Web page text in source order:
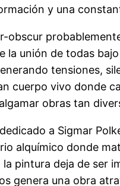
y una
obscur
la unión de todas
tensiones,
cuerpo vivo donde
obras tan
a Sigmar
alquímico donde
pintura deja de ser
genera una obra